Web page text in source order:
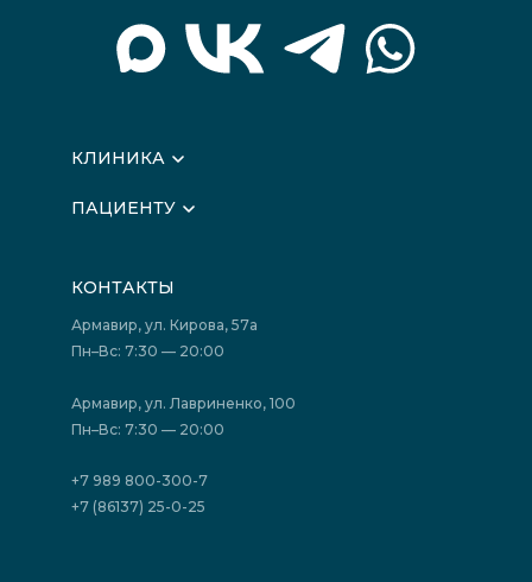
КЛИНИКА
Вышестоящие организации
Лицензии
Фотогалерея
Политика конфиденциальности
Акции
ПАЦИЕНТУ
Подготовка к сдаче анализов
Акции
Отзывы
Государственные программы
Юридическим лицам
КОНТАКТЫ
Армавир, ул. Кирова, 57а
Пн–Вс: 7:30 — 20:00
Армавир, ул. Лавриненко, 100
Пн–Вс: 7:30 — 20:00
+7 989 800-300-7
+7 (86137) 25-0-25